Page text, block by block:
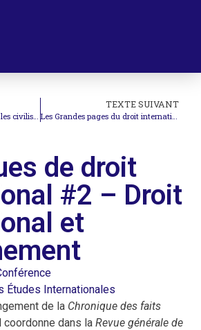
TEXTE SUIVANT
de droit
#2 – Droit
et
Études Internationales
de la Chronique des faits
coordonne dans la Revue générale de